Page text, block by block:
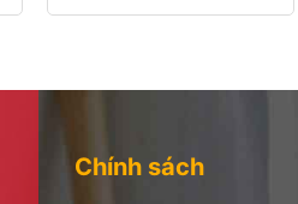
Chính sách